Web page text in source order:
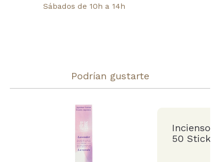
Sábados de 10h a 14h
Podrían gustarte
Incienso
50 Stick